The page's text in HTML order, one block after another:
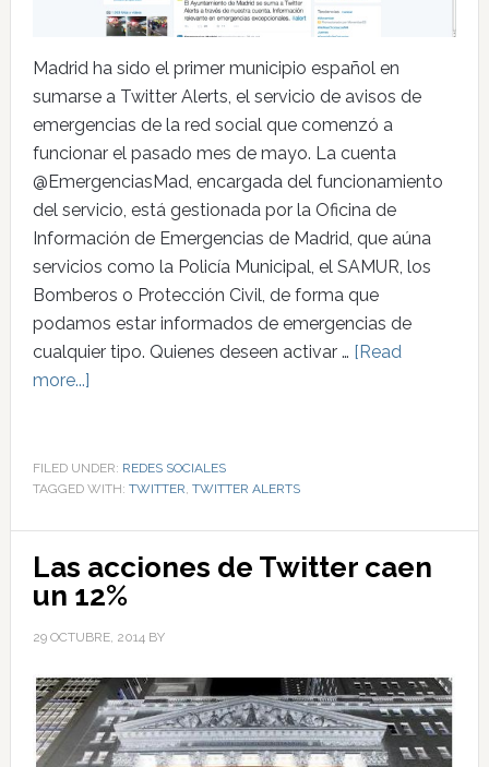
Madrid ha sido el primer municipio español en
sumarse a Twitter Alerts, el servicio de avisos de
emergencias de la red social que comenzó a
funcionar el pasado mes de mayo. La cuenta
@EmergenciasMad, encargada del funcionamiento
del servicio, está gestionada por la Oficina de
Información de Emergencias de Madrid, que aúna
servicios como la Policía Municipal, el SAMUR, los
Bomberos o Protección Civil, de forma que
podamos estar informados de emergencias de
cualquier tipo. Quienes deseen activar … [Read
more...]
FILED UNDER: REDES SOCIALES
TAGGED WITH: TWITTER, TWITTER ALERTS
Las acciones de Twitter caen
un 12%
29 OCTUBRE, 2014BY